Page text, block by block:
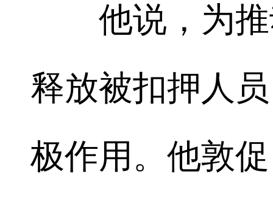
他说，为推
释放被扣押人
极作用。他敦